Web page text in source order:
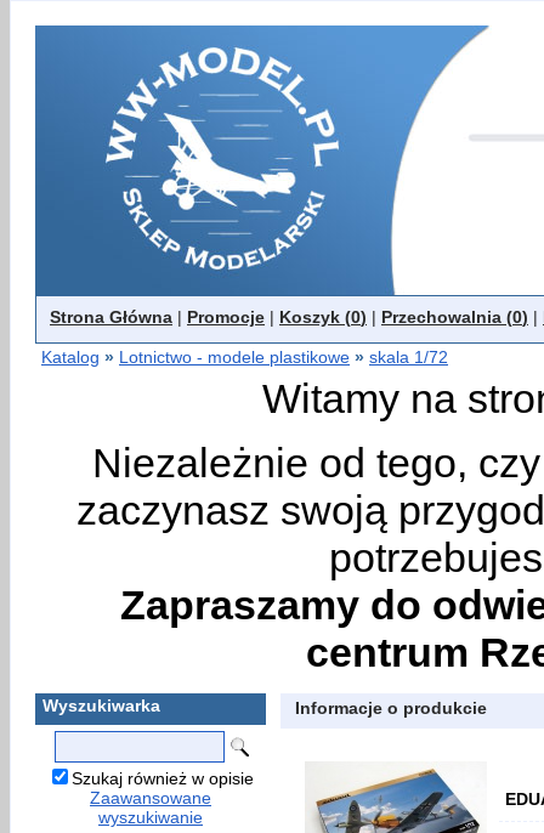
Strona Główna | Promocje | Koszyk (0) | Przechowalnia (0) |
Katalog » Lotnictwo - modele plastikowe » skala 1/72
Witamy na
Niezależnie od tego,
zaczynasz swoją
Zapraszamy do
centrum
Wyszukiwarka
Szukaj również w opisie
Zaawansowane
wyszukiwanie
Informacje o produkcie